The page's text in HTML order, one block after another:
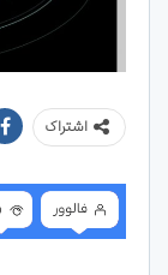
اشتراک